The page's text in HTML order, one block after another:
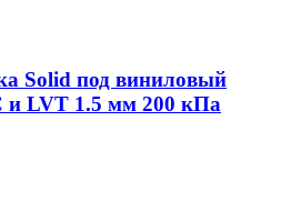
Solid под виниловый
и LVT 1.5 мм 200 кПа